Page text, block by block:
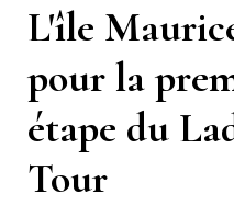
L'île
pour la
étape du
Tour